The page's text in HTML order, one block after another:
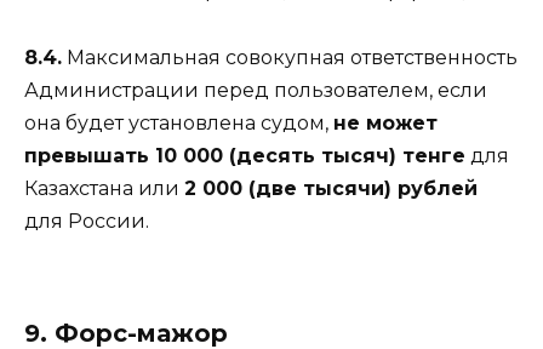
8.4. Максимальная совокупная ответственность
Администрации перед пользователем, если
она будет установлена судом, не может
превышать 10 000 (десять тысяч) тенге для
Казахстана или 2 000 (две тысячи) рублей
для России.
9. Форс-мажор